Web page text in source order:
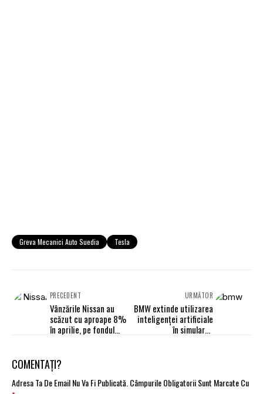
Greva Mecanici Auto Suedia Tesla
PRECEDENT
Vânzările Nissan au
scăzut cu aproape 8%
în aprilie, pe fondul
URMĂTOR
BMW extinde utilizarea
inteligenței artificiale
în simularea
COMENTAȚI?
Adresa Ta De Email Nu Va Fi Publicată.Câmpurile Obligatorii Sunt Marcate Cu